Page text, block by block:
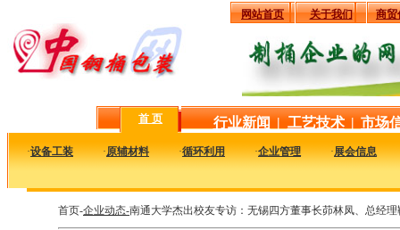
网站首页 关于我们 商贸
首 页 行业新闻 | 工艺技术 | 市场
·设备工装 ·原辅材料 ·循环利用 ·企业管理 ·展会信息
首页-企业动态-南通大学杰出校友专访：无锡四方董事长茆林凤、总经理